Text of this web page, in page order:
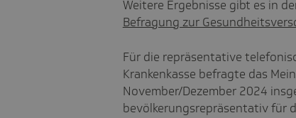
Weitere Ergebnisse gibt es in
Befragung zur
Für die repräsentative
Krankenkasse befragte das
November/Dezember 2024
bevölkerungsrepräsentativ für